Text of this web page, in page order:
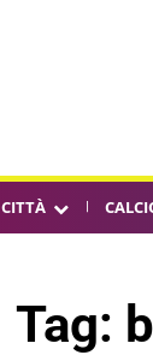
CITTÀ
Tag: